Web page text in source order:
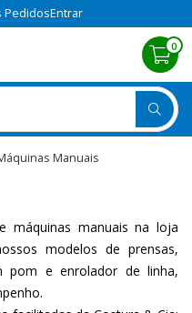
PedidosEntrar
0
Manuais
máquinas manuais na loja
modelos de prensas,
pom e enrolador de linha,